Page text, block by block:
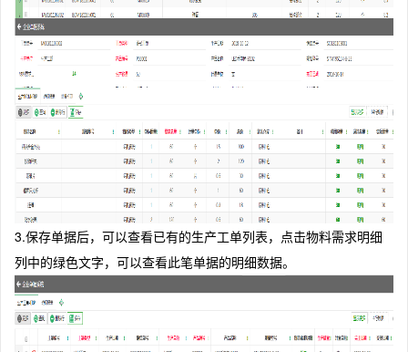
3.保存单据后，可以查看已有的生产工单列表，点击物料需求明细
列中的绿色文字，可以查看此笔单据的明细数据。